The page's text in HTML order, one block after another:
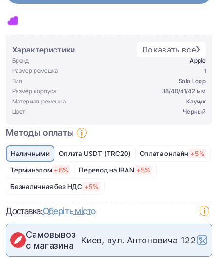
Характеристики Показать все
Бренд
Apple
Размер ремешка
1
Тип
Solo Loop
Размер корпуса
38/40/41/42 мм
Материал ремешка
Каучук
Цвет
Черный
Методы оплаты
Наличными Оплата USDT (TRC20) Оплата онлайн +5%
Терминалом +6% Перевод на IBAN +5%
Безналичная без НДС +5%
Доставка:Оберіть місто
Самовывоз
с магазина
Киев, вул. Антоновича 122